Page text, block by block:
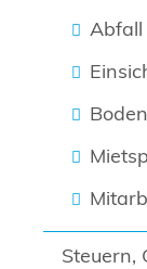
Steuern,